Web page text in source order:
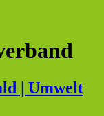
| Umwelt